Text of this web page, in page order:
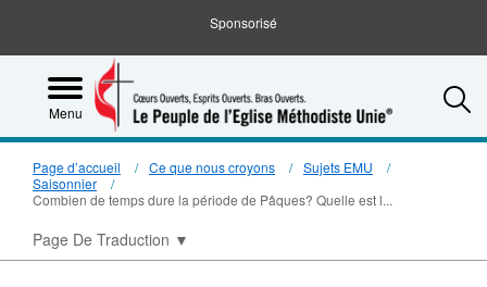
Sponsorisé
Menu
Page d’accueil Ce que nous croyons
Sujets EMU
Saisonnier
Combien de temps dure la période de Pâques? Quelle est l...
Page De Traduction ▼